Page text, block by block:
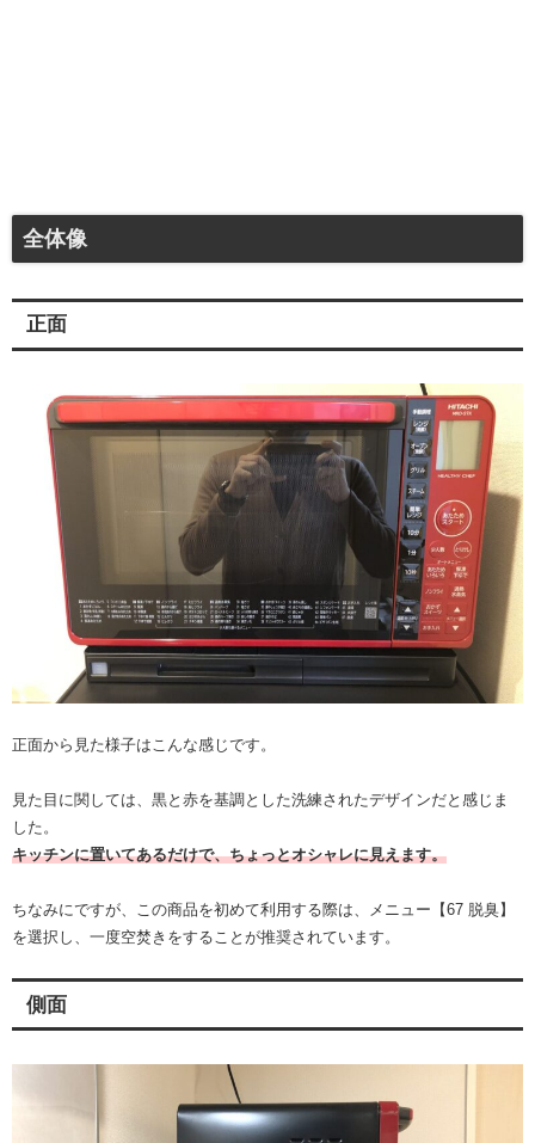
全体像
正面
正面から見た様子はこんな感じです。
見た目に関しては、黒と赤を基調とした洗練されたデザインだと感じま
した。
キッチンに置いてあるだけで、ちょっとオシャレに見えます。
ちなみにですが、この商品を初めて利用する際は、メニュー【67 脱臭】
を選択し、一度空焚きをすることが推奨されています。
側面